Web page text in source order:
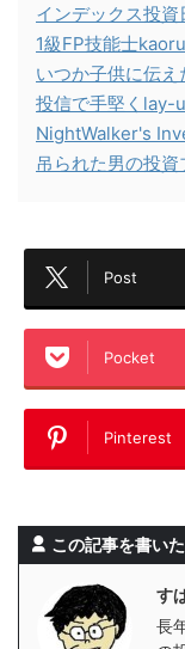
インデックス投
1級FP技能士
いつか子供に伝
投信で手堅くlay-
NightWalker's
吊られた男の投
Post
Pocket
Pinterest
この記事を書い
す
長